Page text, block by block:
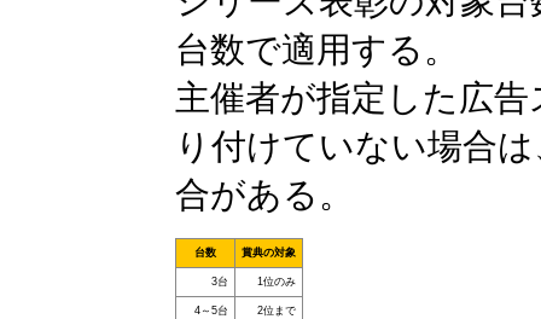
台数で適用する。
主催者が指定した広
り付けていない場合
合がある。
台数 賞典の対象
3台 1位のみ
4～5台 2位まで